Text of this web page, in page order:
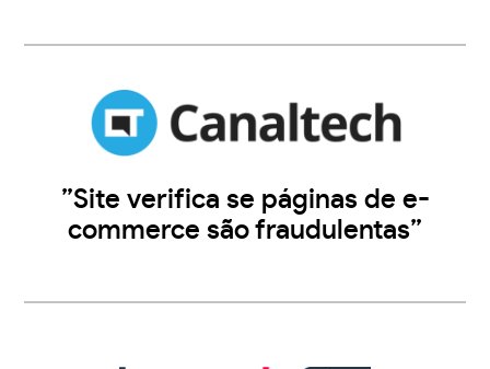
”Site verifica se páginas de e-
commerce são fraudulentas”